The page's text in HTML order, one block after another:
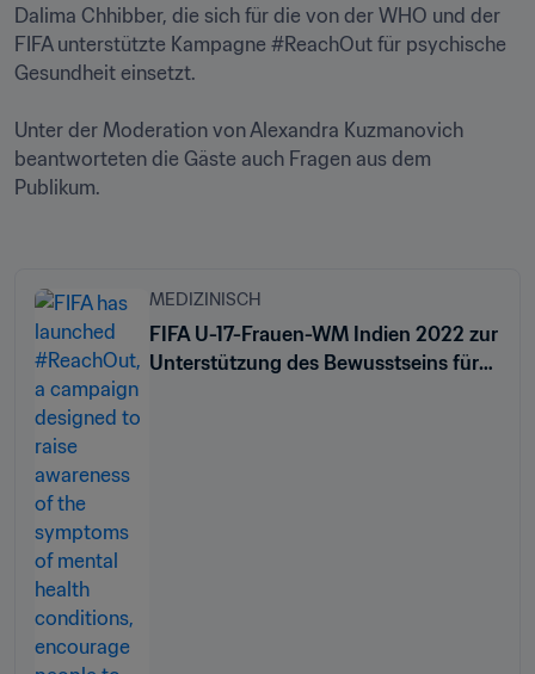
Dalima Chhibber, die sich für die von der WHO und der
FIFA unterstützte Kampagne #ReachOut für psychische
Gesundheit einsetzt.
Unter der Moderation von Alexandra Kuzmanovich
beantworteten die Gäste auch Fragen aus dem
Publikum.
MEDIZINISCH
FIFA U-17-Frauen-WM Indien 2022 zur
Unterstützung des Bewusstseins für